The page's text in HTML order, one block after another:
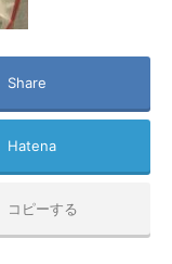
Share
Hatena
コピーする